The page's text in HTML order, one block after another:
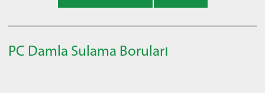
PC Damla Sulama Boruları